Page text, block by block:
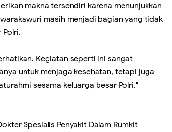
makna tersendiri karena menunjukkan
masih menjadi bagian yang tidak
Kegiatan seperti ini sangat
untuk menjaga kesehatan, tetapi juga
sesama keluarga besar Polri,"
Spesialis Penyakit Dalam Rumkit